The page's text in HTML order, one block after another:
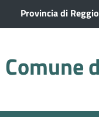
Provincia di
Comune